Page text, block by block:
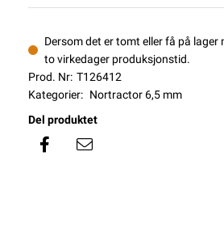
Dersom det er tomt eller få på lager
to virkedager produksjonstid.
Prod. Nr: T126412
Kategorier: Nortractor 6,5 mm
Del produktet